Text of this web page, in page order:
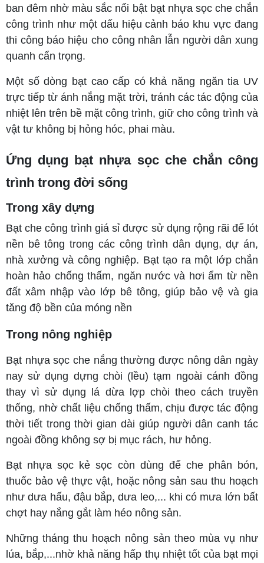
ban đêm nhờ màu sắc nổi bật bạt nhựa sọc che chắn
công trình như một dấu hiệu cảnh báo khu vực đang
thi công báo hiệu cho công nhân lẫn người dân xung
quanh cẩn trọng.
Một số dòng bạt cao cấp có khả năng ngăn tia UV
trực tiếp từ ánh nắng mặt trời, tránh các tác động của
nhiệt lên trên bề mặt công trình, giữ cho công trình và
vật tư không bị hỏng hóc, phai màu.
Ứng dụng bạt nhựa sọc che chắn công
trình trong đời sống
Trong xây dựng
Bạt che công trình giá sỉ được sử dụng rộng rãi để lót
nền bê tông trong các công trình dân dụng, dự án,
nhà xưởng và công nghiệp. Bạt tạo ra một lớp chắn
hoàn hảo chống thấm, ngăn nước và hơi ẩm từ nền
đất xâm nhập vào lớp bê tông, giúp bảo vệ và gia
tăng độ bền của móng nền
Trong nông nghiệp
Bạt nhựa sọc che nắng thường được nông dân ngày
nay sử dụng dựng chòi (lều) tạm ngoài cánh đồng
thay vì sử dụng lá dừa lợp chòi theo cách truyền
thống, nhờ chất liệu chống thấm, chịu được tác động
thời tiết trong thời gian dài giúp người dân canh tác
ngoài đồng không sợ bị mục rách, hư hỏng.
Bạt nhựa sọc kẻ sọc còn dùng để che phân bón,
thuốc bảo vệ thực vật, hoặc nông sản sau thu hoạch
như dưa hấu, đậu bắp, dưa leo,... khi có mưa lớn bất
chợt hay nắng gắt làm héo nông sản.
Những tháng thu hoạch nông sản theo mùa vụ như
lúa, bắp,...nhờ khả năng hấp thụ nhiệt tốt của bạt mọi